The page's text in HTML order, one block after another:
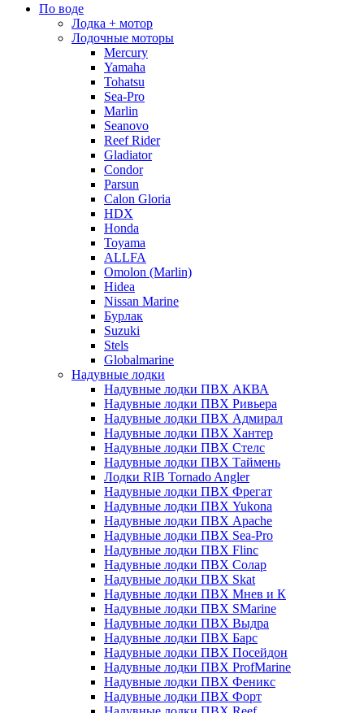
По воде
Лодка + мотор
Лодочные моторы
Mercury
Yamaha
Tohatsu
Sea-Pro
Marlin
Seanovo
Reef Rider
Gladiator
Condor
Parsun
Calon Gloria
HDX
Honda
Toyama
ALLFA
Omolon (Marlin)
Hidea
Nissan Marine
Бурлак
Suzuki
Stels
Globalmarine
Надувные лодки
Надувные лодки ПВХ АКВА
Надувные лодки ПВХ Ривьера
Надувные лодки ПВХ Адмирал
Надувные лодки ПВХ Хантер
Надувные лодки ПВХ Стелс
Надувные лодки ПВХ Таймень
Лодки RIB Tornado Angler
Надувные лодки ПВХ Фрегат
Надувные лодки ПВХ Yukona
Надувные лодки ПВХ Apache
Надувные лодки ПВХ Sea-Pro
Надувные лодки ПВХ Flinc
Надувные лодки ПВХ Солар
Надувные лодки ПВХ Skat
Надувные лодки ПВХ Мнев и К
Надувные лодки ПВХ SMarine
Надувные лодки ПВХ Выдра
Надувные лодки ПВХ Барс
Надувные лодки ПВХ Посейдон
Надувные лодки ПВХ ProfMarine
Надувные лодки ПВХ Феникс
Надувные лодки ПВХ Форт